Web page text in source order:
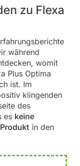
zu Flexa
während
womit
Plus Optima
ist. Im
klingenden
des
es keine
in den